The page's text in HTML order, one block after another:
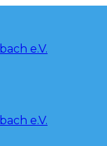
e.V.
e.V.